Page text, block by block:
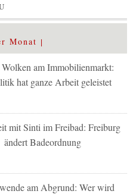
Monat
am Immobilienmarkt:
hat ganze Arbeit geleistet
mit Sinti im Freibad: Freiburg
ändert Badeordnung
am Abgrund: Wer wird